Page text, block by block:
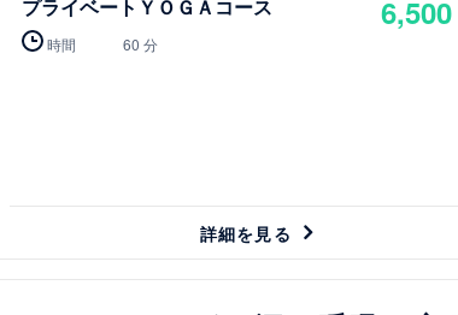
御茶ノ水橋口から徒歩１０分
プライベートＹＯＧＡコース
時間 60 分
詳細を見る